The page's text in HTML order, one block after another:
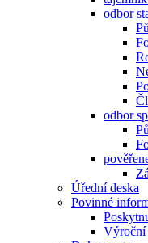
odbor
odbor
Úřední deska
Povinné
Výroční